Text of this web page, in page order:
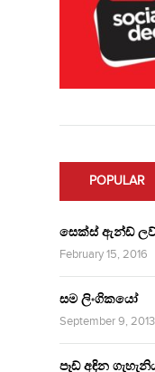
POPULAR
සෙක්ස් ඇන්ඩ් ලව්
February 15, 2016
සම ලිංගිකයෝ
September 9, 2013
පෑඩ් අඳින